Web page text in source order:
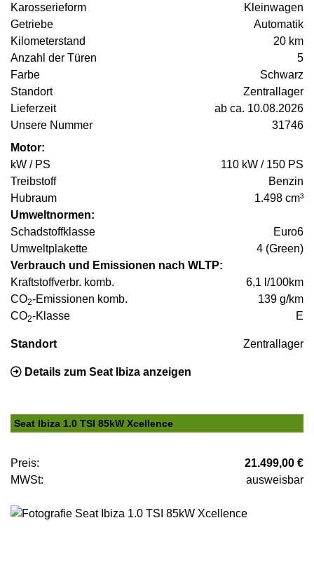
Karosserieform
Kleinwagen
Getriebe
Automatik
Kilometerstand
20 km
Anzahl der Türen
5
Farbe
Schwarz
Standort
Zentrallager
Lieferzeit
ab ca. 10.08.2026
Unsere Nummer
31746
Motor:
kW / PS
110 kW / 150 PS
Treibstoff
Benzin
Hubraum
1.498 cm³
Umweltnormen:
Schadstoffklasse
Euro6
Umweltplakette
4 (Green)
Verbrauch und Emissionen nach WLTP:
Kraftstoffverbr. komb.
6,1 l/100km
CO2-Emissionen komb.
139 g/km
CO2-Klasse E
Standort Zentrallager
Details zum Seat Ibiza anzeigen
Seat Ibiza 1.0 TSI 85kW Xcellence
Preis:
21.499,00 €
MWSt:
ausweisbar